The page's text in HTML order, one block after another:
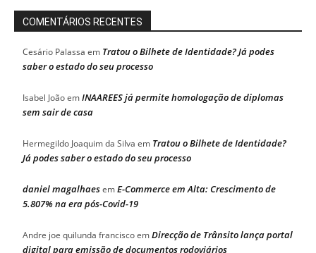
COMENTÁRIOS RECENTES
Cesário Palassa em Tratou o Bilhete de Identidade? Já podes
saber o estado do seu processo
Isabel JoãoemINAAREES já permite homologação de diplomas
sem sair de casa
Hermegildo Joaquim da Silva em Tratou o Bilhete de Identidade?
Já podes saber o estado do seu processo
daniel magalhaesemE-Commerce em Alta: Crescimento de
5.807% na era pós-Covid-19
Andre joe quilunda franciscoemDirecção de Trânsito lança portal
digital para emissão de documentos rodoviários